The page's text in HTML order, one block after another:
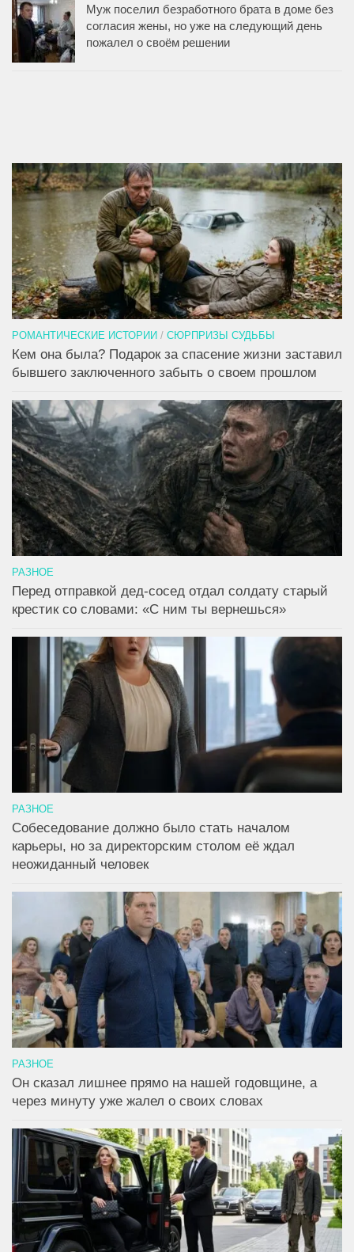
Муж поселил безработного брата в доме без
согласия жены, но уже на следующий день
пожалел о своём решении
РОМАНТИЧЕСКИЕ ИСТОРИИ / СЮРПРИЗЫ СУДЬБЫ
Кем она была? Подарок за спасение жизни заставил
бывшего заключенного забыть о своем прошлом
РАЗНОЕ
Перед отправкой дед-сосед отдал солдату старый
крестик со словами: «С ним ты вернешься»
РАЗНОЕ
Собеседование должно было стать началом
карьеры, но за директорским столом её ждал
неожиданный человек
РАЗНОЕ
Он сказал лишнее прямо на нашей годовщине, а
через минуту уже жалел о своих словах